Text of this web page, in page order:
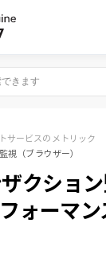
サービスのメトリック
視（ブラウザー）
クショ
ォーマ